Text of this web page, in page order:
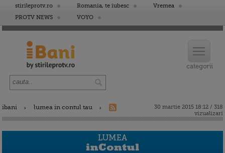
stirileprotv.ro Romania, te iubesc
Vremea
PROTV NEWS
VOYO
ibani lumea in contul tau
30 martie 2015 18:12 / 318
vizualizari